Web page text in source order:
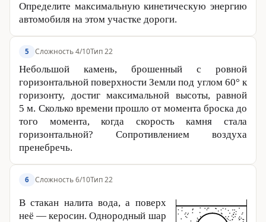
Определите максимальную кинетическую энергию
автомобиля на этом участке дороги.
5 Сложность 4/10Тип 22
Небольшой камень, брошенный с ровной
горизонтальной поверхности Земли под углом 60° к
горизонту, достиг максимальной высоты, равной
5 м. Сколько времени прошло от момента броска до
того момента, когда скорость камня стала
горизонтальной? Сопротивлением воздуха
пренебречь.
6 Сложность 6/10Тип 22
В стакан налита вода, а поверх
неё — керосин. Однородный шар